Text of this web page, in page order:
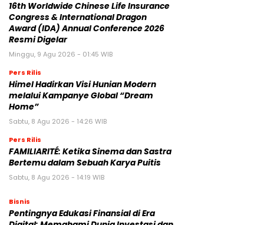
16th Worldwide Chinese Life Insurance
Congress & International Dragon
Award (IDA) Annual Conference 2026
Resmi Digelar
Minggu, 9 Agu 2026 - 01:45 WIB
Pers Rilis
Himel Hadirkan Visi Hunian Modern
melalui Kampanye Global “Dream
Home”
Sabtu, 8 Agu 2026 - 14:26 WIB
Pers Rilis
FAMILIARITÉ: Ketika Sinema dan Sastra
Bertemu dalam Sebuah Karya Puitis
Sabtu, 8 Agu 2026 - 14:19 WIB
Bisnis
Pentingnya Edukasi Finansial di Era